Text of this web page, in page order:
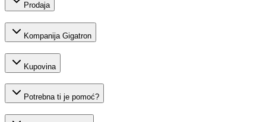
Prodaja
Kompanija Gigatron
Kupovina
Potrebna ti je pomoć?